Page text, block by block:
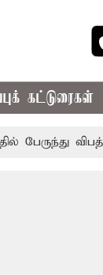
கட்டுரைகள்
விபத்து;